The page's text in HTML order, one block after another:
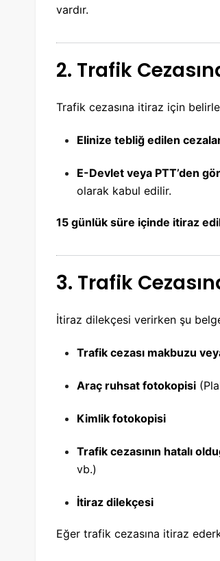
vardır.
2. Trafik
Trafik cezasına itiraz için
Elinize tebliğ edilen
E-Devlet veya PTT’den
olarak kabul edilir.
15 günlük süre içinde itiraz
3. Trafik
İtiraz dilekçesi verirken şu
Trafik cezası makbuzu
Araç ruhsat fotokopisi
Kimlik fotokopisi
Trafik cezasının hatalı
vb.)
İtiraz dilekçesi
Eğer trafik cezasına itiraz